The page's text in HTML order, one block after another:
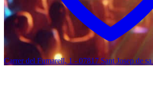
Carrer del Fumarell, 1 - 07817 Sant Josep de